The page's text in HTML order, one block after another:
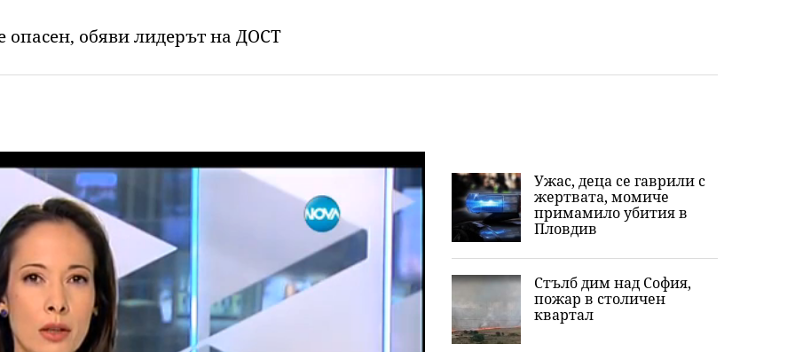
опасен, обяви лидерът на ДОСТ
Ужас, деца се гаврили с
жертвата, момиче
примамило убития в
Пловдив
Стълб дим над София,
пожар в столичен
квартал